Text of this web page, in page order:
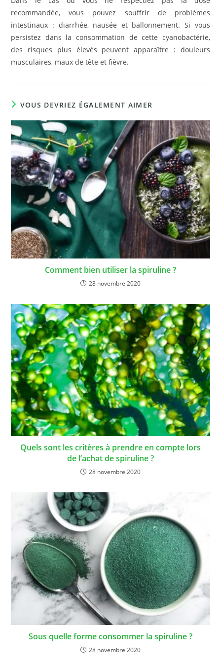
recommandée, vous pouvez souffrir de problèmes
intestinaux : diarrhée, nausée et ballonnement. Si vous
persistez dans la consommation de cette cyanobactérie,
des risques plus élevés peuvent apparaître : douleurs
musculaires, maux de tête et fièvre.
VOUS DEVRIEZ ÉGALEMENT AIMER
Comment bien utiliser la spiruline ?
28 novembre 2020
Quels sont les critères à prendre en compte lors
de l’achat de spiruline ?
28 novembre 2020
Sous quelle forme consommer la spiruline ?
28 novembre 2020